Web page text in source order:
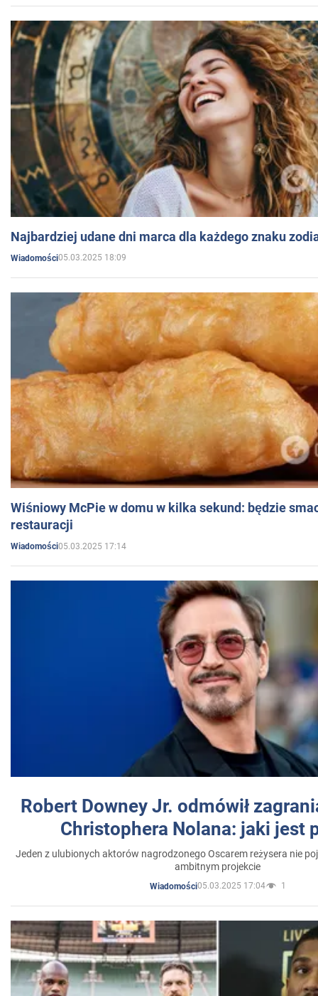
Najbardziej udane dni marca dla każdego znaku
Wiadomości05.03.2025 18:09
Wiśniowy McPie w domu w kilka sekund: będzie
restauracji
Wiadomości05.03.2025 17:14
Robert Downey Jr. odmówił
Christophera Nolana: jaki jest
Jeden z ulubionych aktorów nagrodzonego Oscarem reżysera nie
ambitnym projekcie
Wiadomości05.03.2025 17:04 1